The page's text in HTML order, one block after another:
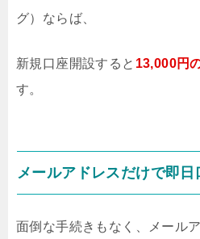
グ）ならば、
新規口座開設すると 13,000円
す。
メールアドレスだけで即
面倒な手続きもなく、メール